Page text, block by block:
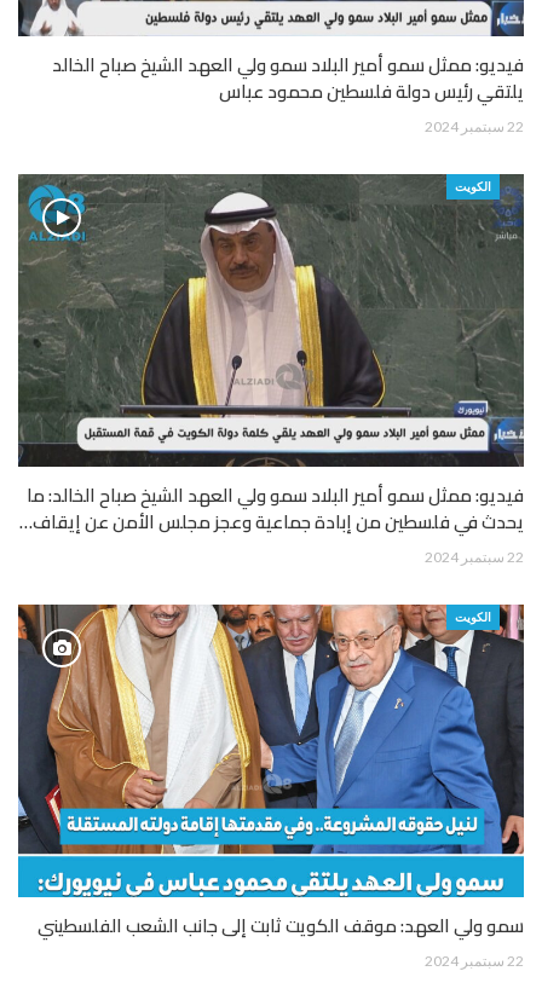
فيديو: ممثل سمو أمير البلاد سمو ولي العهد الشيخ صباح الخالد
يلتقي رئيس دولة فلسطين محمود عباس
22 سبتمبر 2024
الكويت
فيديو: ممثل سمو أمير البلاد سمو ولي العهد الشيخ صباح الخالد: ما
يحدث في فلسطين من إبادة جماعية وعجز مجلس الأمن عن إيقاف…
22 سبتمبر 2024
الكويت
سمو ولي العهد: موقف الكويت ثابت إلى جانب الشعب الفلسطيني
22 سبتمبر 2024